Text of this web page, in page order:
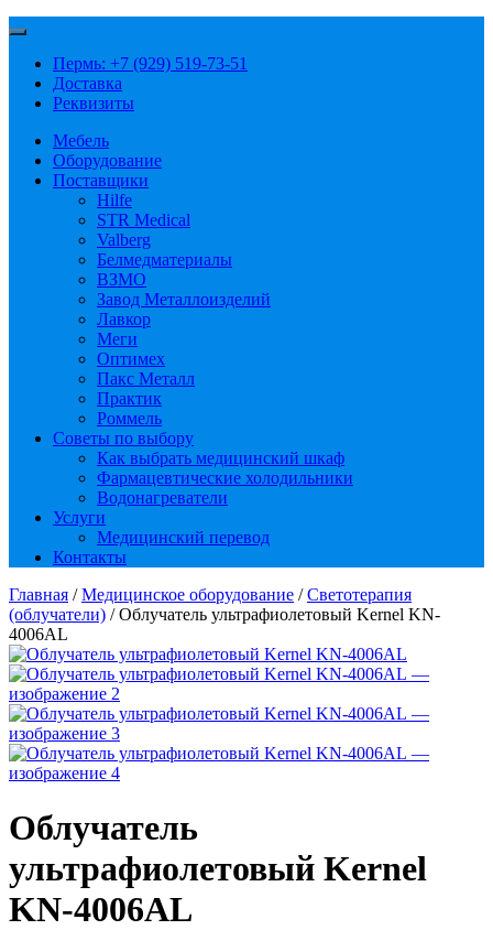
Пермь: +7 (929) 519-73-51
Доставка
Реквизиты
Мебель
Оборудование
Поставщики
Hilfe
STR Medical
Valberg
Белмедматериалы
ВЗМО
Завод Металлоизделий
Лавкор
Меги
Оптимех
Пакс Металл
Практик
Роммель
Советы по выбору
Как выбрать медицинский шкаф
Фармацевтические холодильники
Водонагреватели
Услуги
Медицинский перевод
Контакты
Главная /Медицинское оборудование /Светотерапия
(облучатели) / Облучатель ультрафиолетовый Kernel KN-
4006AL
Облучатель
ультрафиолетовый Kernel
KN-4006AL